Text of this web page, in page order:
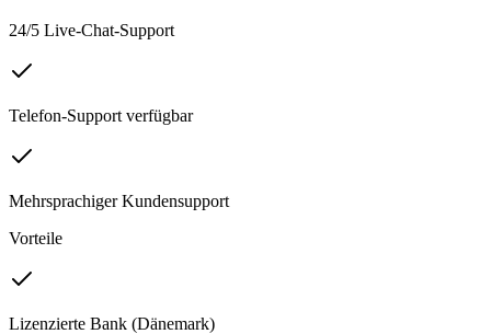
24/5 Live-Chat-Support
Telefon-Support verfügbar
Mehrsprachiger Kundensupport
Vorteile
Lizenzierte Bank (Dänemark)